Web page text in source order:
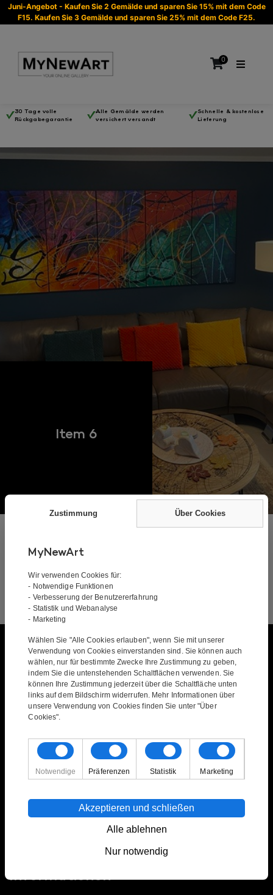
Juni-Angebot - Kaufen Sie 2 Gemälde und sparen Sie 15% mit dem Code
F15. Kaufen Sie 3 Gemälde und sparen Sie 25% mit dem Code F25.
0
30 Tage volle
Rückgabegarantie
Alle Gemälde werden
versichert versandt
Schnelle & kostenlose
Lieferung
Item 6
Gemälde
Alle Gemälde
Abstrakte Gemälde
Bunte Gemälde
Gemälde mit gedeckten Farben
Gemälde mit Menschen und Tieren
Gemälde mit Natur
Horizontale Gemälde
Vertikale Gemälde
Informationen
Zustimmung Über Cookies
MyNewArt
Wir verwenden Cookies für:
- Notwendige Funktionen
- Verbesserung der Benutzererfahrung
- Statistik und Webanalyse
- Marketing
Wählen Sie "Alle Cookies erlauben", wenn Sie mit unserer
Verwendung von Cookies einverstanden sind. Sie können auch
wählen, nur für bestimmte Zwecke Ihre Zustimmung zu geben,
indem Sie die untenstehenden Schaltflächen verwenden. Sie
können Ihre Zustimmung jederzeit über die Schaltfläche unten
links auf dem Bildschirm widerrufen. Mehr Informationen über
unsere Verwendung von Cookies finden Sie unter "Über
Cookies".
Notwendige Präferenzen Statistik Marketing
Alle ablehnen
Nur notwendig
Akzeptieren und schließen